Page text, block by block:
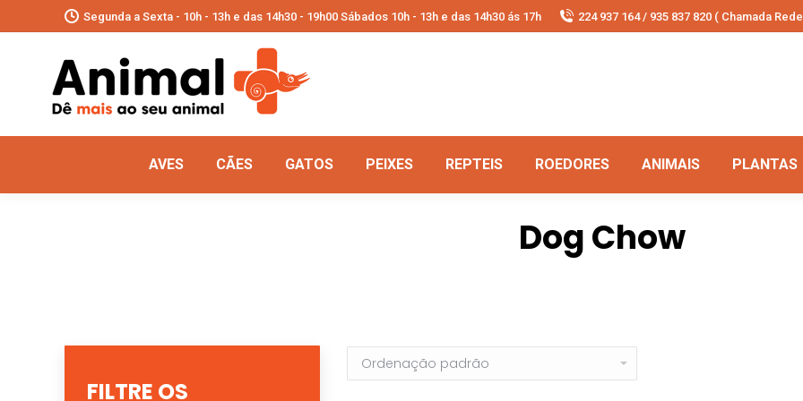
Segunda a Sexta - 10h - 13h e das 14h30 - 19h00 Sábados 10h - 13h e das 14h30 ás 17h 224 937 164 / 935 837 820 ( Chamada
AVES CÃES GATOS PEIXES REPTEIS ROEDORES ANIMAIS PLANTAS
Dog Chow
FILTRE OS